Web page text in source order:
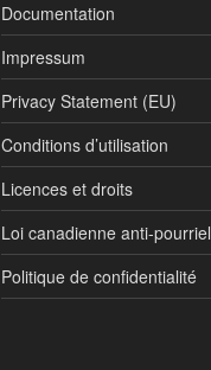
Documentation
Impressum
Privacy Statement (EU)
Conditions d’utilisation
Licences et droits
Loi canadienne anti-pourriel
Politique de confidentialité